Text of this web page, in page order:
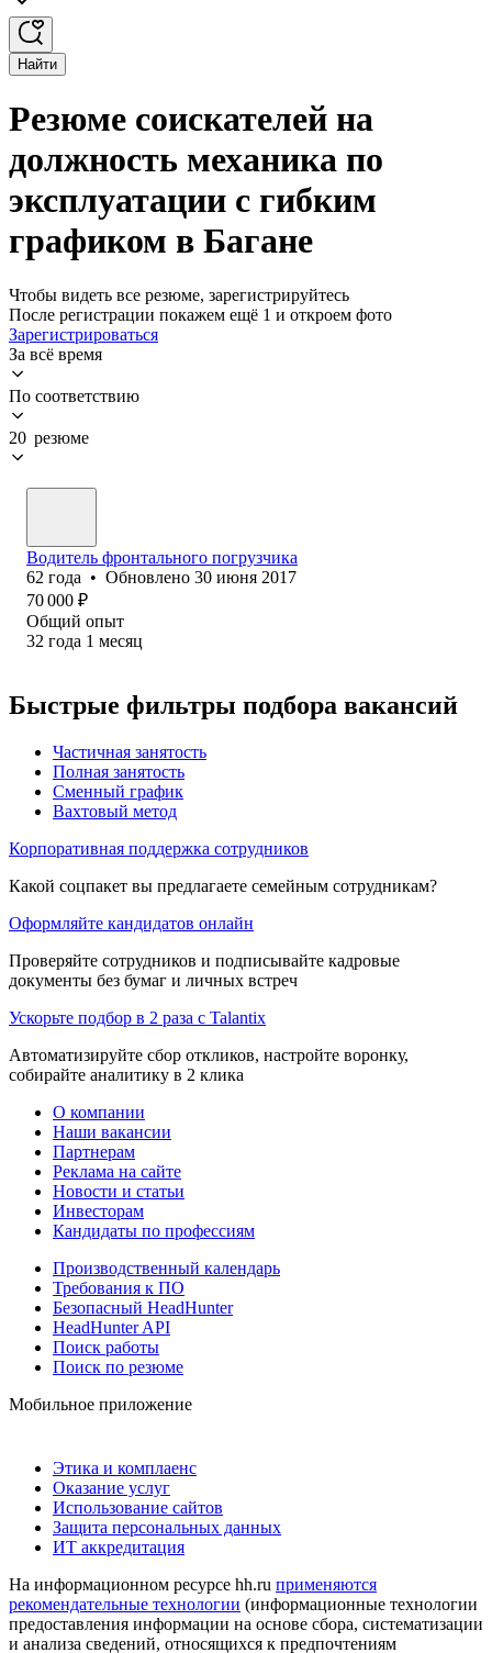
Найти
Резюме соискателей на
должность механика по
эксплуатации с гибким
графиком в Багане
Чтобы видеть все резюме, зарегистрируйтесь
После регистрации покажем ещё 1 и откроем фото
Зарегистрироваться
За всё время
По соответствию
20 резюме
Водитель фронтального погрузчика
62 года • Обновлено 30 июня 2017
70 000 ₽
Общий опыт
32 года 1 месяц
Быстрые фильтры подбора вакансий
Частичная занятость
Полная занятость
Сменный график
Вахтовый метод
Корпоративная поддержка сотрудников
Какой соцпакет вы предлагаете семейным сотрудникам?
Оформляйте кандидатов онлайн
Проверяйте сотрудников и подписывайте кадровые
документы без бумаг и личных встреч
Ускорьте подбор в 2 раза с Talantix
Автоматизируйте сбор откликов, настройте воронку,
собирайте аналитику в 2 клика
О компании
Наши вакансии
Партнерам
Реклама на сайте
Новости и статьи
Инвесторам
Кандидаты по профессиям
Производственный календарь
Требования к ПО
Безопасный HeadHunter
HeadHunter API
Поиск работы
Поиск по резюме
Мобильное приложение
Этика и комплаенс
Оказание услуг
Использование сайтов
Защита персональных данных
ИТ аккредитация
На информационном ресурсе hh.ru применяются
рекомендательные технологии (информационные технологии
предоставления информации на основе сбора, систематизации
и анализа сведений, относящихся к предпочтениям